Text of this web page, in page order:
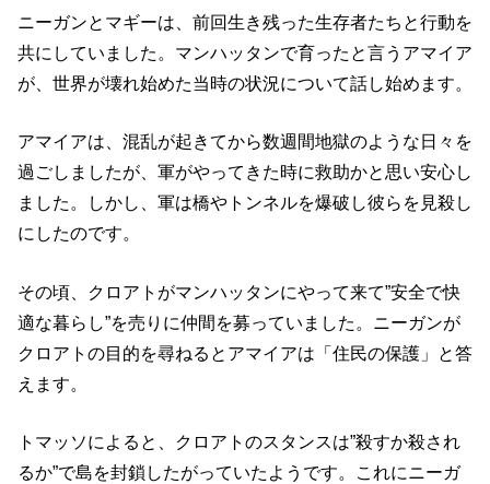
ニーガンとマギーは、前回生き残った生存者たちと行動を
共にしていました。マンハッタンで育ったと言うアマイア
が、世界が壊れ始めた当時の状況について話し始めます。
アマイアは、混乱が起きてから数週間地獄のような日々を
過ごしましたが、軍がやってきた時に救助かと思い安心し
ました。しかし、軍は橋やトンネルを爆破し彼らを見殺し
にしたのです。
その頃、クロアトがマンハッタンにやって来て”安全で快
適な暮らし”を売りに仲間を募っていました。ニーガンが
クロアトの目的を尋ねるとアマイアは「住民の保護」と答
えます。
トマッソによると、クロアトのスタンスは”殺すか殺され
るか”で島を封鎖したがっていたようです。これにニーガ